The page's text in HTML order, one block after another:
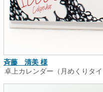
斉藤 清美 様
卓上カレンダー（月めくりタイ